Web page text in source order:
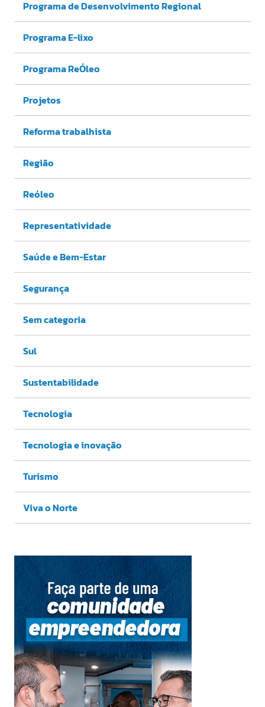
Programa de Desenvolvimento Regional
Programa E-lixo
Programa ReÓleo
Projetos
Reforma trabalhista
Região
Reóleo
Representatividade
Saúde e Bem-Estar
Segurança
Sem categoria
Sul
Sustentabilidade
Tecnologia
Tecnologia e inovação
Turismo
Viva o Norte